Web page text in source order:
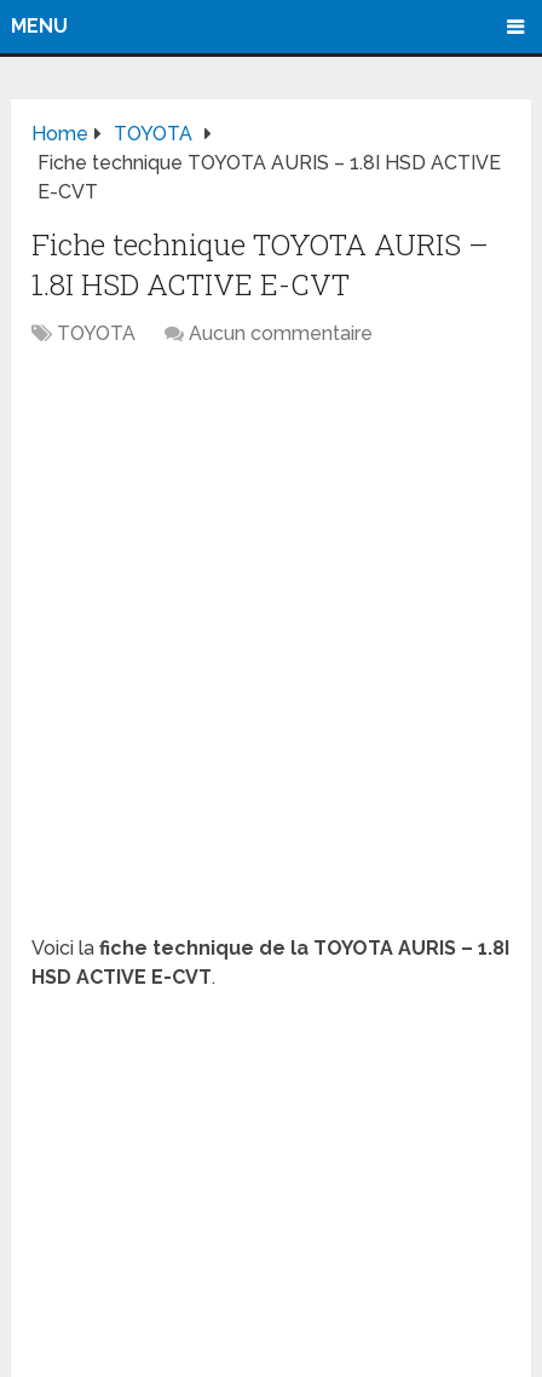
MENU
Home
TOYOTA
Fiche technique TOYOTA AURIS – 1.8I HSD ACTIVE
E-CVT
Fiche technique TOYOTA AURIS –
1.8I HSD ACTIVE E-CVT
TOYOTA Aucun commentaire
Voici la fiche technique de la TOYOTA AURIS – 1.8I
HSD ACTIVE E-CVT.